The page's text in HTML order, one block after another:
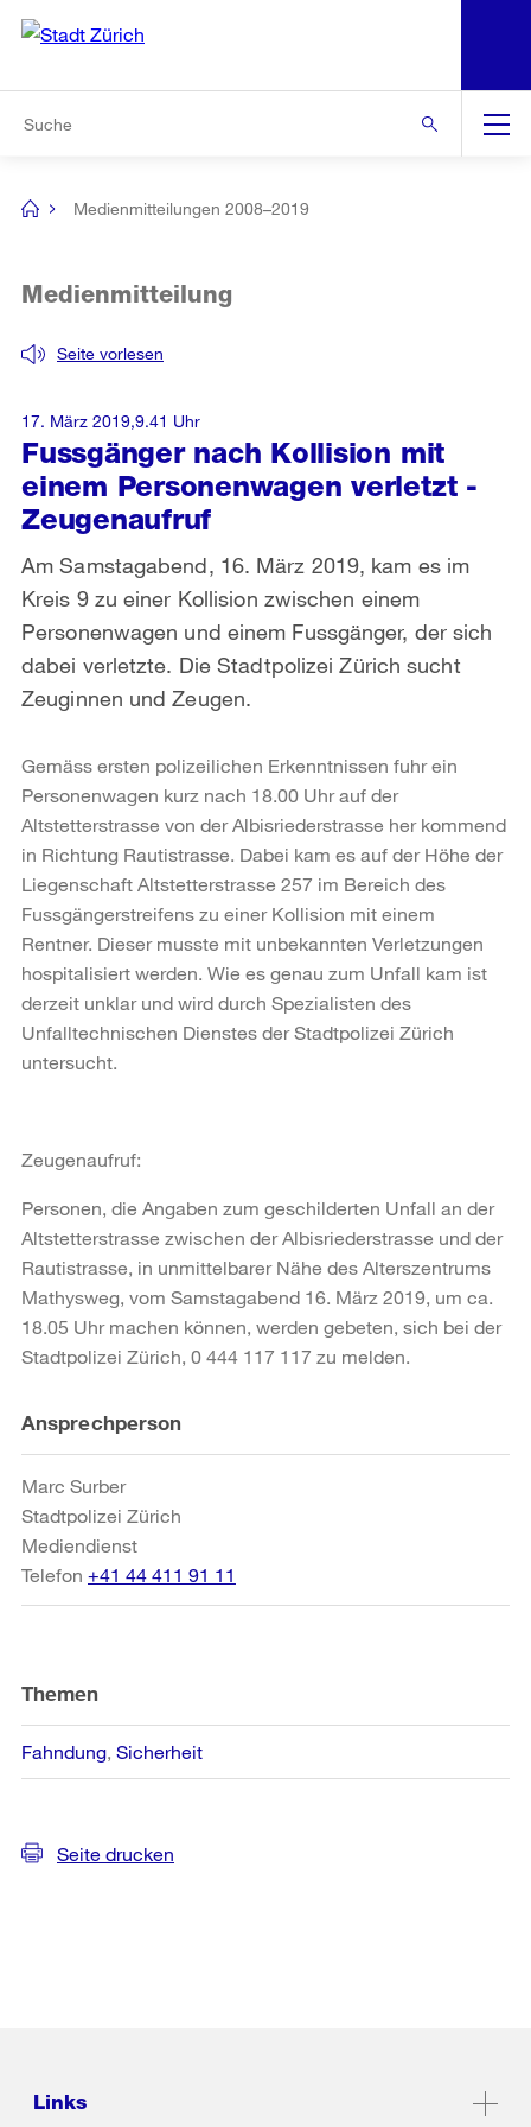
Navigation
[no
Medienmitteilungen 2008–2019
Fussgänger nach Kollision mit
einem Personenwagen verletzt -
Zeugenaufruf
Seite vorlesen
Medienmitteilung
Am Samstagabend, 16. März 2019, kam es im
Kreis 9 zu einer Kollision zwischen einem
Personenwagen und einem Fussgänger, der sich
dabei verletzte. Die Stadtpolizei Zürich sucht
Zeuginnen und Zeugen.
17. März 2019,9.41 Uhr
Gemäss ersten polizeilichen Erkenntnissen fuhr ein
Personenwagen kurz nach 18.00 Uhr auf der
Altstetterstrasse von der Albisriederstrasse her kommend
in Richtung Rautistrasse. Dabei kam es auf der Höhe der
Liegenschaft Altstetterstrasse 257 im Bereich des
Fussgängerstreifens zu einer Kollision mit einem
Rentner. Dieser musste mit unbekannten Verletzungen
hospitalisiert werden. Wie es genau zum Unfall kam ist
derzeit unklar und wird durch Spezialisten des
Unfalltechnischen Dienstes der Stadtpolizei Zürich
untersucht.
Zeugenaufruf:
Personen, die Angaben zum geschilderten Unfall an der
Altstetterstrasse zwischen der Albisriederstrasse und der
Rautistrasse, in unmittelbarer Nähe des Alterszentrums
Mathysweg, vom Samstagabend 16. März 2019, um ca.
18.05 Uhr machen können, werden gebeten, sich bei der
Stadtpolizei Zürich, 0 444 117 117 zu melden.
Weitere
Informationen
Ansprechperson
Marc Surber
Stadtpolizei Zürich
Mediendienst
Telefon +41 44 411 91 11
Themen
Fahndung Sicherheit
Seite drucken
Links